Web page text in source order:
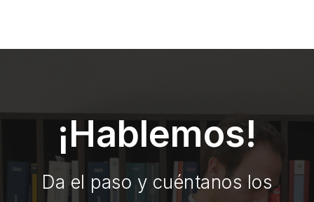
¡Hablemos!
Da el paso y cuéntanos los